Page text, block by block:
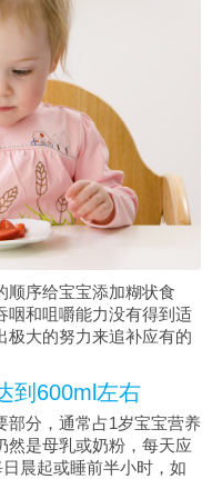
顺序给宝宝添加糊状食
咽和咀嚼能力没有得到适
极大的努力来追补应有的
到600ml左右
部分，通常占1岁宝宝营养
然是母乳或奶粉，每天应
晨起或睡前半小时，如